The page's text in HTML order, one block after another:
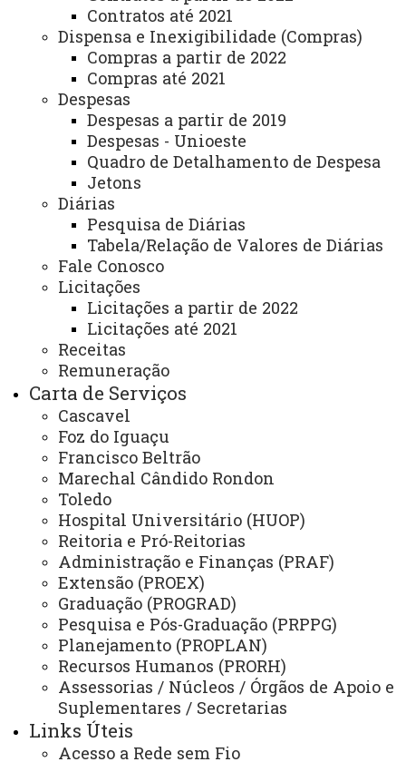
Contratos até 2021
Dispensa e Inexigibilidade (Compras)
Compras a partir de 2022
Compras até 2021
Despesas
Despesas a partir de 2019
Despesas - Unioeste
Quadro de Detalhamento de Despesa
Jetons
Diárias
Pesquisa de Diárias
Tabela/Relação de Valores de Diárias
Fale Conosco
Licitações
Licitações a partir de 2022
Licitações até 2021
Receitas
Remuneração
Carta de Serviços
Cascavel
Foz do Iguaçu
Francisco Beltrão
Marechal Cândido Rondon
Toledo
Hospital Universitário (HUOP)
Reitoria e Pró-Reitorias
Administração e Finanças (PRAF)
Extensão (PROEX)
Graduação (PROGRAD)
Pesquisa e Pós-Graduação (PRPPG)
Planejamento (PROPLAN)
Recursos Humanos (PRORH)
Assessorias / Núcleos / Órgãos de Apoio e
Suplementares / Secretarias
Links Úteis
Acesso a Rede sem Fio
Clique aqui e acesse o conteúdo por
série.(atualizado às 16:11 horas do dia
26/03/2026)
Clique aqui para acesso a tabela com o
link para todas as obras indicadas.
Obsevação
indicados anteriormente e removemos
aqueles que estavam apresentando
algum tipo de problema
Para a modalidade Seriado o conteúdo a
ser considerado é aquele relacionado à
respectiva série do ensino médio.
Nas demais modalidades o candidato
deve considerar o TODO o conteúdo
referente à TODAS as séries do ensino
médio.
A prova de redação é a mesma para
todas as modalidades, sem distinção
entre as fases do Seriado.
(esta postagem será atualizada conforme a
definição de datas e atividades relacionadas)